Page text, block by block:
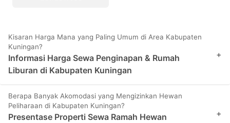
Kisaran Harga Mana yang Paling Umum di Area Kabupaten
Kuningan?
Informasi Harga Sewa Penginapan & Rumah
Liburan di Kabupaten Kuningan
+
Berapa Banyak Akomodasi yang Mengizinkan Hewan
Peliharaan di Kabupaten Kuningan?
Presentase Properti Sewa Ramah Hewan
+